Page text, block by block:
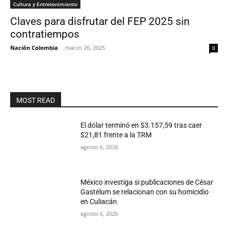
Cultura y Entretenimiento
Claves para disfrutar del FEP 2025 sin
contratiempos
Nación Colombia - marzo 26, 2025 0
MOST READ
El dólar terminó en $3.157,59 tras caer
$21,81 frente a la TRM
agosto 6, 2026
México investiga si publicaciones de César
Gastélum se relacionan con su homicidio
en Culiacán
agosto 6, 2026